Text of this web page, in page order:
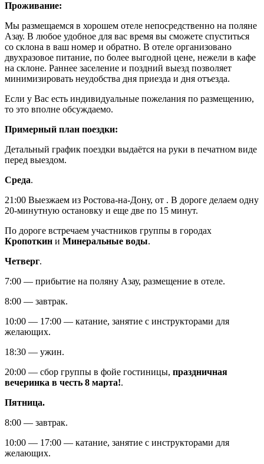
Проживание:
Мы размещаемся в хорошем отеле непосредственно на поляне
Азау. В любое удобное для вас время вы сможете спуститься
со склона в ваш номер и обратно. В отеле организовано
двухразовое питание, по более выгодной цене, нежели в кафе
на склоне. Раннее заселение и поздний выезд позволяет
минимизировать неудобства дня приезда и дня отъезда.
Если у Вас есть индивидуальные пожелания по размещению,
то это вполне обсуждаемо.
Примерный план поездки:
Детальный график поездки выдаётся на руки в печатном виде
перед выездом.
Среда.
21:00 Выезжаем из Ростова-на-Дону, от . В дороге делаем одну
20-минутную остановку и еще две по 15 минут.
По дороге встречаем участников группы в городах
Кропоткин и Минеральные воды.
Четверг.
7:00 — прибытие на поляну Азау, размещение в отеле.
8:00 — завтрак.
10:00 — 17:00 — катание, занятие с инструкторами для
желающих.
18:30 — ужин.
20:00 — сбор группы в фойе гостиницы, праздничная
вечеринка в честь 8 марта!.
Пятница.
8:00 — завтрак.
10:00 — 17:00 — катание, занятие с инструкторами для
желающих.